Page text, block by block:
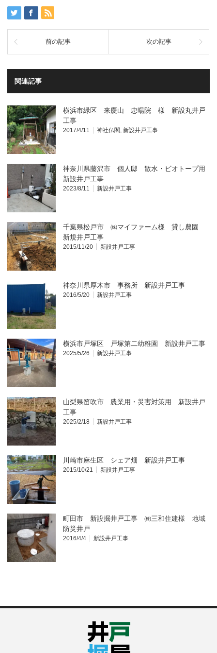
ウ
で
開
ま
い
(新
し
ウ
ィ
ン
ウ
開
前の記事 次の記事
関連記事
横浜市緑区 来慶山 忠暘院 様 新設丸井戸
工事
2017/4/11 神社仏閣 新設井戸工事
神奈川県藤沢市 個人邸 散水・ビオトープ用
新設井戸工事
2023/8/11 新設井戸工事
千葉県松戸市 ㈱マイファーム様 貸し農園
新規井戸工事
2015/11/20 新設井戸工事
神奈川県厚木市 事務所 新設井戸工事
2016/5/20 新設井戸工事
横浜市戸塚区 戸塚第二幼稚園 新設井戸工事
2025/5/26 新設井戸工事
山梨県笛吹市 農業用・災害対策用 新設井戸
工事
2025/2/18 新設井戸工事
川崎市麻生区 シェア畑 新設井戸工事
2015/10/21 新設井戸工事
町田市 新設掘井戸工事 ㈱三和住建様 地域
防災井戸
2016/4/4 新設井戸工事